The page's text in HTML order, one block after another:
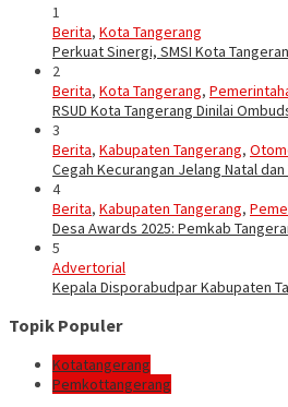
1
Berita, Kota Tangerang
Perkuat Sinergi, SMSI Kota
2
Berita, Kota Tangerang,
RSUD Kota Tangerang Dinilai
3
Berita, Kabupaten Tangerang,
Cegah Kecurangan Jelang Natal
4
Berita, Kabupaten Tangerang,
Desa Awards 2025: Pemkab
5
Advertorial
Kepala Disporabudpar Kabupaten
Topik Populer
Kotatangerang
Pemkottangerang